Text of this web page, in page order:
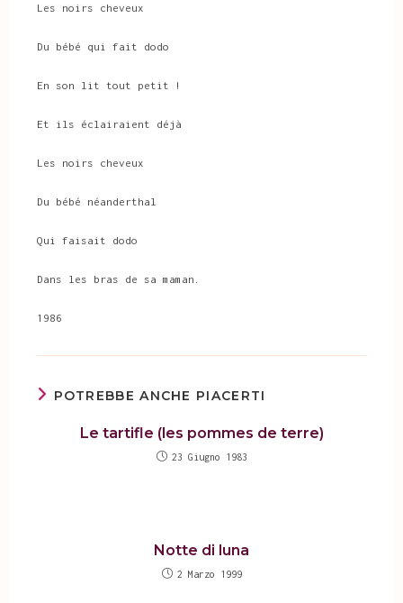
Les noirs cheveux
Du bébé qui fait dodo
En son lit tout petit !
Et ils éclairaient déjà
Les noirs cheveux
Du bébé néanderthal
Qui faisait dodo
Dans les bras de sa maman.
1986
POTREBBE ANCHE PIACERTI
Le tartifle (les pommes de terre)
23 Giugno 1983
Notte di luna
2 Marzo 1999